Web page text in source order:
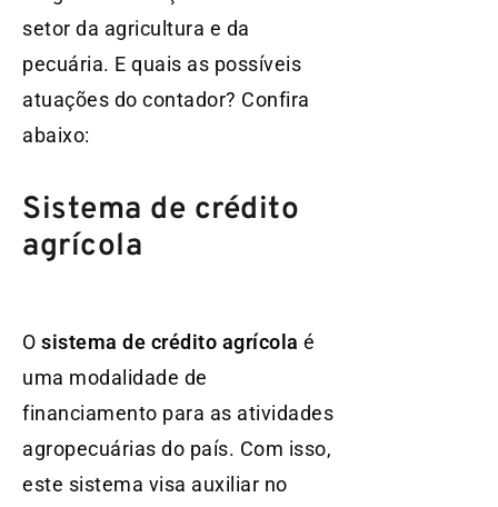
setor da agricultura e da
pecuária. E quais as possíveis
atuações do contador? Confira
abaixo:
Sistema de crédito
agrícola
O sistema de crédito agrícola é
uma modalidade de
financiamento para as atividades
agropecuárias do país. Com isso,
este sistema visa auxiliar no